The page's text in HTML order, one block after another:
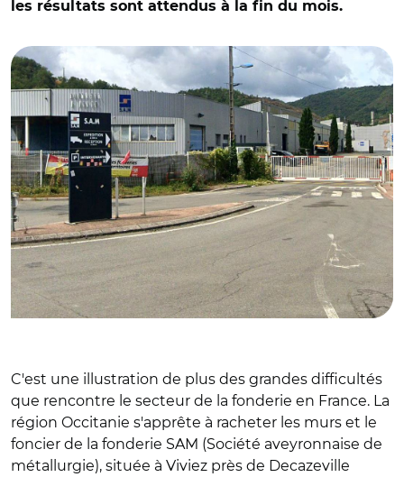
les résultats sont attendus à la fin du mois.
C'est une illustration de plus des grandes difficultés
que rencontre le secteur de la fonderie en France. La
région Occitanie s'apprête à racheter les murs et le
foncier de la fonderie SAM (Société aveyronnaise de
métallurgie), située à Viviez près de Decazeville